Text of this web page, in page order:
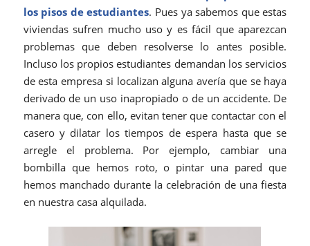
los pisos de estudiantes. Pues ya sabemos que estas
viviendas sufren mucho uso y es fácil que aparezcan
problemas que deben resolverse lo antes posible.
Incluso los propios estudiantes demandan los servicios
de esta empresa si localizan alguna avería que se haya
derivado de un uso inapropiado o de un accidente. De
manera que, con ello, evitan tener que contactar con el
casero y dilatar los tiempos de espera hasta que se
arregle el problema. Por ejemplo, cambiar una
bombilla que hemos roto, o pintar una pared que
hemos manchado durante la celebración de una fiesta
en nuestra casa alquilada.